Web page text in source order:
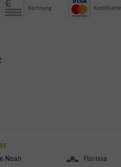
Rechnung Kreditkarte
Noah
Florissa